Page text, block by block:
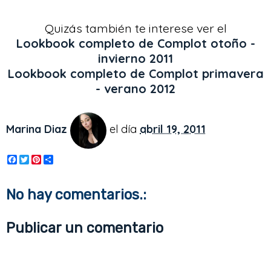
Quizás también te interese ver el
Lookbook completo de Complot otoño -
invierno 2011
Lookbook completo de Complot primavera
- verano 2012
Marina Diaz el día abril 19, 2011
F
a
e
b
k
T
w
t
t
P
t
e
s
t
r
e
No hay comentarios.:
Publicar un comentario